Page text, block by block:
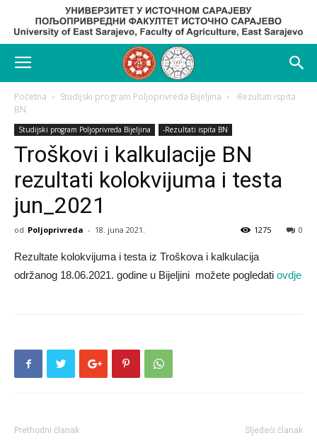
Početna Studijski program Poljoprivreda Bijeljina
-Rezultati ispita
BN
Studijski program Poljoprivreda Bijeljina -Rezultati ispita BN
Troškovi i kalkulacije BN
rezultati kolokvijuma i testa
jun_2021
od Poljoprivreda - 18. juna 2021. 0
1275
Rezultate kolokvijuma i testa iz Troškova i kalkulacija
održanog 18.06.2021. godine u Bijeljini možete pogledati ovdje
Prethodni članak Sljedeći članak